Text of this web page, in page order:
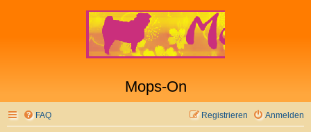
Mops-On
FAQ Anmelden
Registrieren